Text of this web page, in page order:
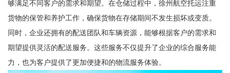
够满足不同客户的需求和期望。在仓储过程中，徐州航空托运注重
货物的保管和养护工作，确保货物在存储期间不发生损坏或变质。
同时，企业还拥有的配送团队和车辆资源，能够根据客户的需求和
期望提供灵活的配送服务。这些服务不仅提升了企业的综合服务能
力，也为客户提供了更加便捷和的物流服务体验。